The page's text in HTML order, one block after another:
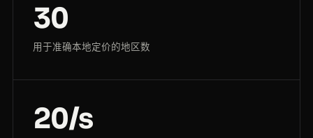
30
用于准确本地定价的地区数
20/s